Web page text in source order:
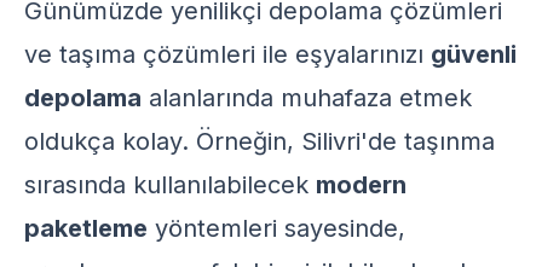
Günümüzde yenilikçi depolama çözümleri
ve taşıma çözümleri ile eşyalarınızı güvenli
depolama alanlarında muhafaza etmek
oldukça kolay. Örneğin, Silivri'de taşınma
sırasında kullanılabilecek modern
paketleme yöntemleri sayesinde,